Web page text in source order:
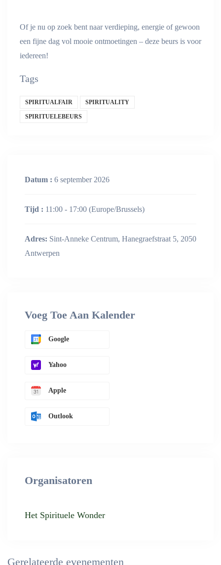
Of je nu op zoek bent naar verdieping, energie of gewoon
een fijne dag vol mooie ontmoetingen – deze beurs is voor
iedereen!
Tags
SPIRITUALFAIR SPIRITUALITY
SPIRITUELEBEURS
Datum : 6 september 2026
Tijd : 11:00 - 17:00 (Europe/Brussels)
Adres: Sint-Anneke Centrum, Hanegraefstraat 5, 2050
Antwerpen
Voeg Toe Aan Kalender
Google
Yahoo
Apple
Outlook
Organisatoren
Het Spirituele Wonder
Gerelateerde evenementen